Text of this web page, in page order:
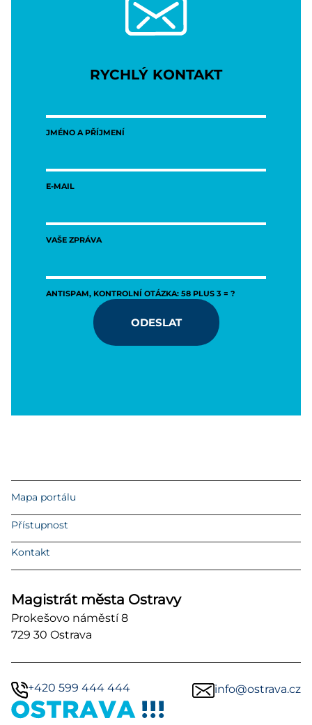
RYCHLÝ KONTAKT
JMÉNO A PŘÍJMENÍ
E-MAIL
VAŠE ZPRÁVA
ANTISPAM, KONTROLNÍ OTÁZKA: 58 PLUS 3 = ?
ODESLAT
Mapa portálu
Přístupnost
Kontakt
Magistrát města Ostravy
Prokešovo náměstí 8
729 30 Ostrava
+420 599 444 444 info@ostrava.cz